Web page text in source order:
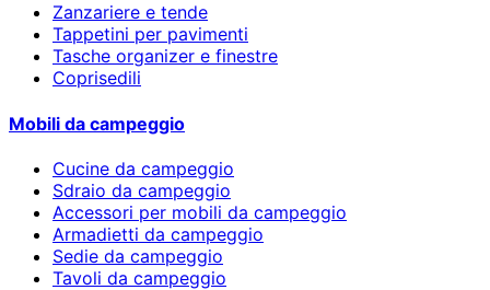
Zanzariere e tende
Tappetini per pavimenti
Tasche organizer e finestre
Coprisedili
Mobili da campeggio
Cucine da campeggio
Sdraio da campeggio
Accessori per mobili da campeggio
Armadietti da campeggio
Sedie da campeggio
Tavoli da campeggio